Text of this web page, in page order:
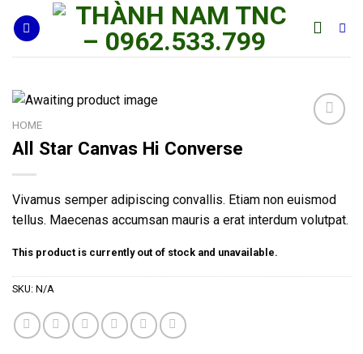
HOME
All Star Canvas Hi Converse
Vivamus semper adipiscing convallis. Etiam non euismod
tellus. Maecenas accumsan mauris a erat interdum volutpat.
This product is currently out of stock and unavailable.
SKU: N/A